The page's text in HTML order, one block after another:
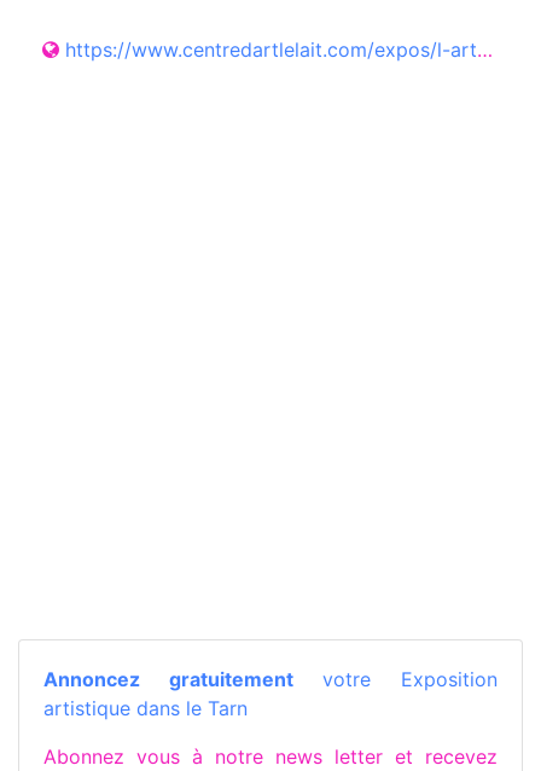
https://www.centredartlelait.com/expos/l-art-de-la-rencontre-6---tipis-lacets-et-castelets
Annoncez gratuitementvotre Exposition
artistique dans le Tarn
Abonnez vous à notre news letter et recevez